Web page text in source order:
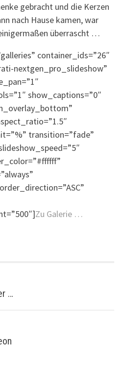
gebracht und die Kerzen
nach Hause kamen, war
überrascht …
container_ids=”26″
nextgen_pro_slideshow”
show_captions=”0″
transition=”fade”
Zu Galerie …
…